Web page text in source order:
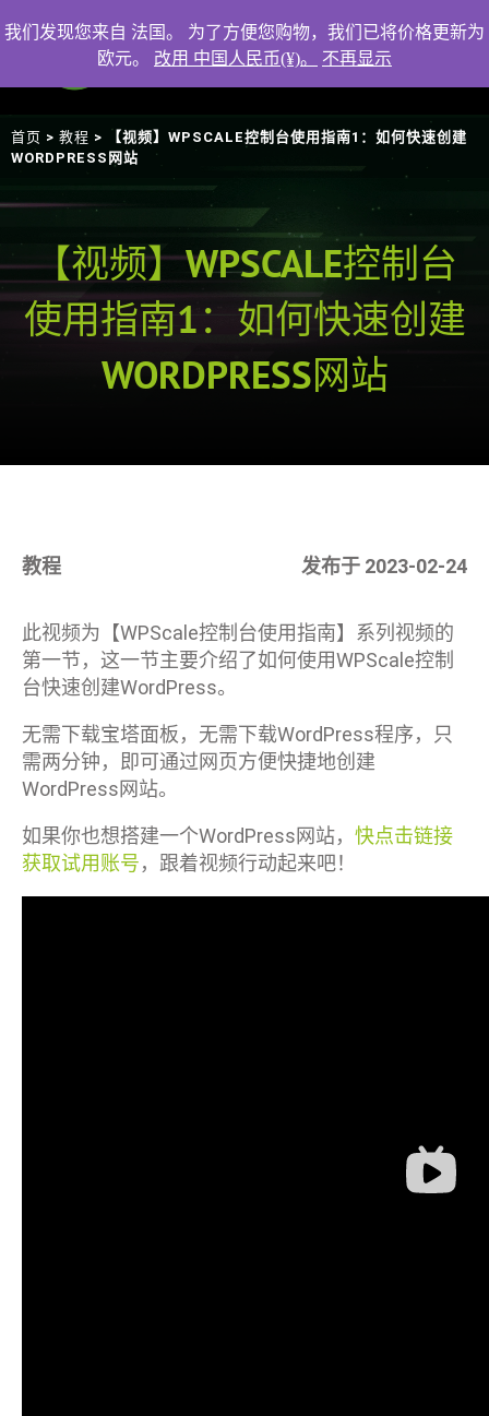
首页 > 教程 > 【视频】WPSCALE控制台使用指南1：如何快速创建
WORDPRESS网站
【视频】WPSCALE控制台
使用指南1：如何快速创建
WORDPRESS网站
教程 发布于 2023-02-24
此视频为【WPScale控制台使用指南】系列视频的
第一节，这一节主要介绍了如何使用WPScale控制
台快速创建WordPress。
无需下载宝塔面板，无需下载WordPress程序，只
需两分钟，即可通过网页方便快捷地创建
WordPress网站。
如果你也想搭建一个WordPress网站， 快点击链接
获取试用账号，跟着视频行动起来吧！
我们发现您来自 法国。 为了方便您购物，我们已将价格更新为
欧元。 改用 中国人民币(¥)。 不再显示